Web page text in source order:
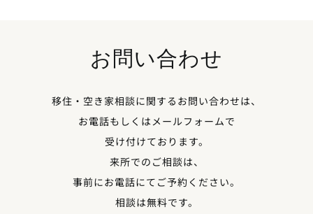
お問い合わせ
移住・空き家相談に関するお問い合わせは、
お電話もしくはメールフォームで
受け付けております。
来所でのご相談は、
事前にお電話にてご予約ください。
相談は無料です。